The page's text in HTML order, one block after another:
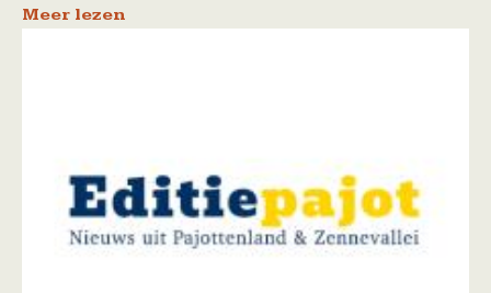
Meer lezen